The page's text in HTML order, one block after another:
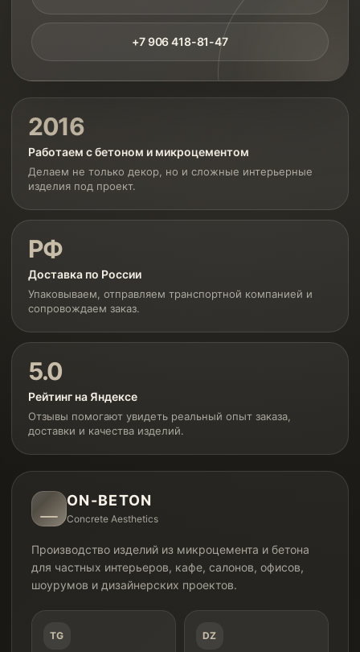
+7 906 418-81-47
2016
Работаем с бетоном и микроцементом
Делаем не только декор, но и сложные интерьерные
изделия под проект.
РФ
Доставка по России
Упаковываем, отправляем транспортной компанией и
сопровождаем заказ.
5.0
Рейтинг на Яндексе
Отзывы помогают увидеть реальный опыт заказа,
доставки и качества изделий.
ON-BETON
Concrete Aesthetics
Производство изделий из микроцемента и бетона
для частных интерьеров, кафе, салонов, офисов,
шоурумов и дизайнерских проектов.
TG DZ